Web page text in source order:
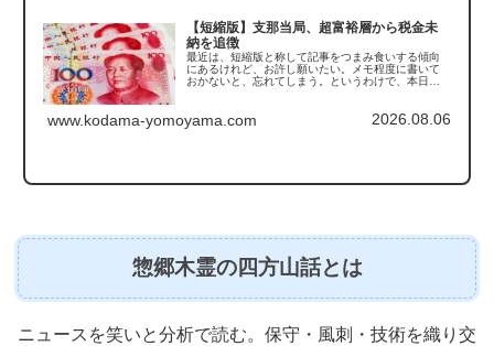
【短縮版】支那当局、超富裕層から税金未
納を追徴
最近は、短縮版と称して記事をつまみ食いする傾向
にあるけれど、お許し願いたい。メモ程度に書いて
おかないと、忘れてしまう。というわけで、本日触
「豚は太らせ...
www.kodama-yomoyama.com 2026.08.06
惣郷木霊の四方山話とは
ニュースを笑いと分析で読む。保守・風刺・技術を織り交